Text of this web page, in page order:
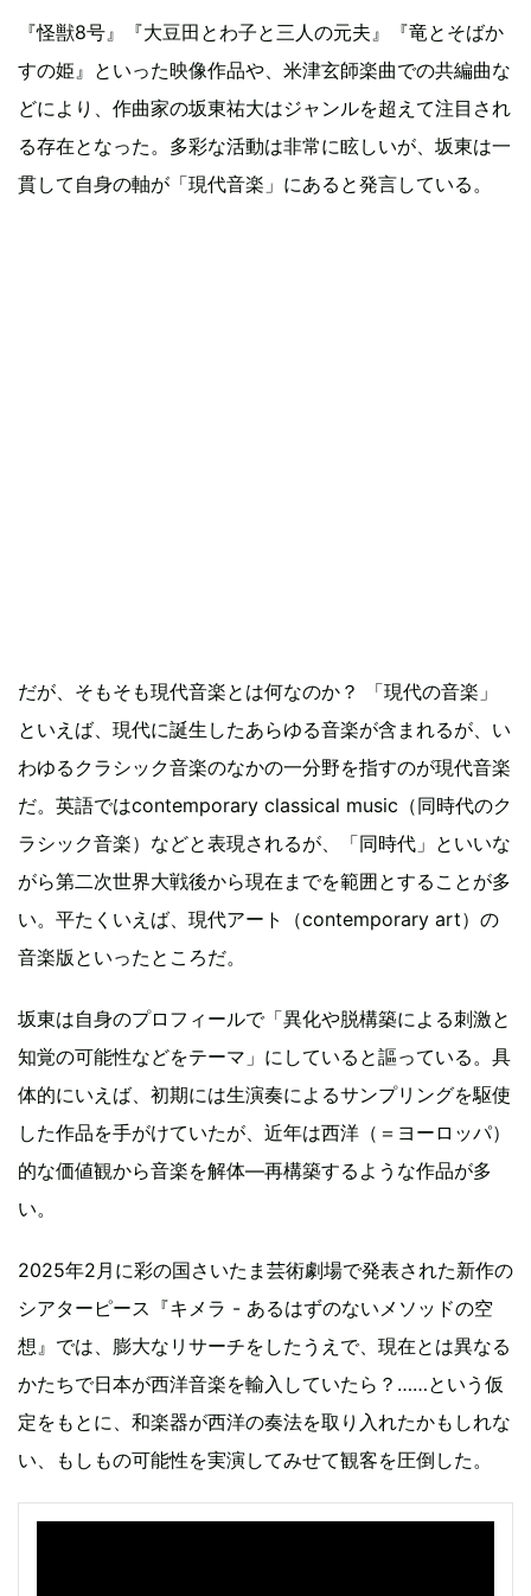
『怪獣8号』『大豆田とわ子と三人の元夫』『竜とそばか
すの姫』といった映像作品や、米津玄師楽曲での共編曲な
どにより、作曲家の坂東祐大はジャンルを超えて注目され
る存在となった。多彩な活動は非常に眩しいが、坂東は一
貫して自身の軸が「現代音楽」にあると発言している。
だが、そもそも現代音楽とは何なのか？ 「現代の音楽」
といえば、現代に誕生したあらゆる音楽が含まれるが、い
わゆるクラシック音楽のなかの一分野を指すのが現代音楽
だ。英語ではcontemporary classical music（同時代のク
ラシック音楽）などと表現されるが、「同時代」といいな
がら第二次世界大戦後から現在までを範囲とすることが多
い。平たくいえば、現代アート（contemporary art）の
音楽版といったところだ。
坂東は自身のプロフィールで「異化や脱構築による刺激と
知覚の可能性などをテーマ」にしていると謳っている。具
体的にいえば、初期には生演奏によるサンプリングを駆使
した作品を手がけていたが、近年は西洋（＝ヨーロッパ）
的な価値観から音楽を解体―再構築するような作品が多
い。
2025年2月に彩の国さいたま芸術劇場で発表された新作の
シアターピース『キメラ - あるはずのないメソッドの空
想』では、膨大なリサーチをしたうえで、現在とは異なる
かたちで日本が西洋音楽を輸入していたら？……という仮
定をもとに、和楽器が西洋の奏法を取り入れたかもしれな
い、もしもの可能性を実演してみせて観客を圧倒した。